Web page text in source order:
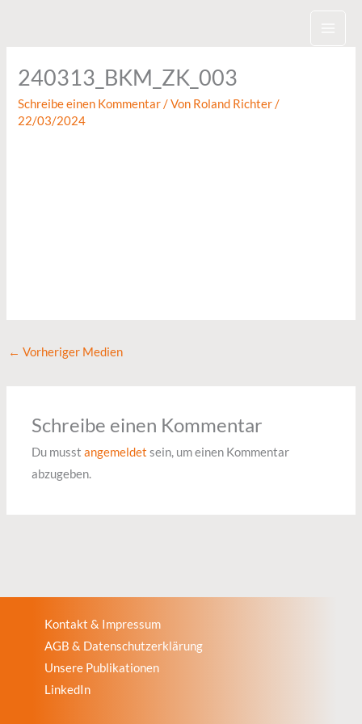
240313_BKM_ZK_003
Schreibe einen Kommentar / Von Roland Richter/
22/03/2024
← Vorheriger Medien
Schreibe einen Kommentar
Du musstangemeldet sein, um einen Kommentar
abzugeben.
Kontakt & Impressum
AGB & Datenschutzerklärung
Unsere Publikationen
LinkedIn